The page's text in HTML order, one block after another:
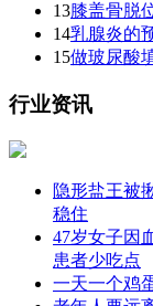
13膝盖骨脱
14乳腺炎的
15做玻尿酸
行业资讯
隐形盐王被
稳住
47岁女子因
患者少吃点
一天一个鸡